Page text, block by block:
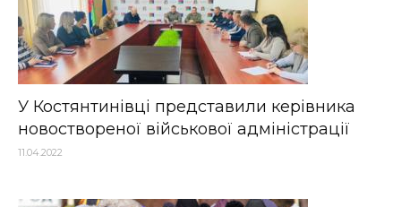
У Костянтинівці представили керівника
новоствореної військової адміністрації
11.04.2022